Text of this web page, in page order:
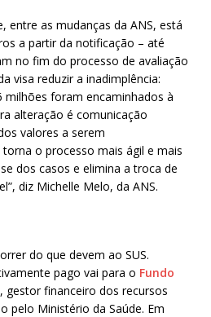
entre as mudanças da ANS, está
a partir da notificação – até
no fim do processo de avaliação
visa reduzir a inadimplência:
milhões foram encaminhados à
alteração é comunicação
valores a serem
o processo mais ágil e mais
dos casos e elimina a troca de
diz Michelle Melo, da ANS.
do que devem ao SUS.
pago vai para o Fundo
, gestor financeiro dos recursos
pelo Ministério da Saúde. Em